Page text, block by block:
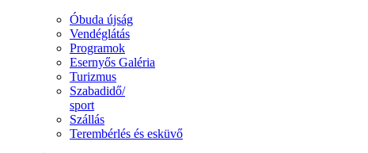
Óbuda újság
Vendéglátás
Programok
Esernyős Galéria
Turizmus
Szabadidő/
sport
Szállás
Terembérlés és esküvő